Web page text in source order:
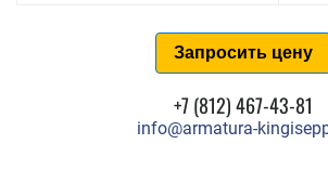
Запросить цену
+7 (812) 467-43-81
info@armatura-